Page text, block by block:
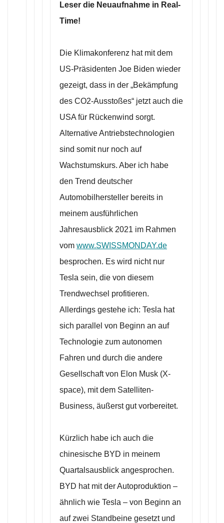
Leser die Neuaufnahme in Real-
Time!
Die Klimakonferenz hat mit dem
US-Präsidenten Joe Biden wieder
gezeigt, dass in der „Bekämpfung
des CO2-Ausstoßes“ jetzt auch die
USA für Rückenwind sorgt.
Alternative Antriebstechnologien
sind somit nur noch auf
Wachstumskurs. Aber ich habe
den Trend deutscher
Automobilhersteller bereits in
meinem ausführlichen
Jahresausblick 2021 im Rahmen
vom www.SWISSMONDAY.de
besprochen. Es wird nicht nur
Tesla sein, die von diesem
Trendwechsel profitieren.
Allerdings gestehe ich: Tesla hat
sich parallel von Beginn an auf
Technologie zum autonomen
Fahren und durch die andere
Gesellschaft von Elon Musk (X-
space), mit dem Satelliten-
Business, äußerst gut vorbereitet.
Kürzlich habe ich auch die
chinesische BYD in meinem
Quartalsausblick angesprochen.
BYD hat mit der Autoproduktion –
ähnlich wie Tesla – von Beginn an
auf zwei Standbeine gesetzt und